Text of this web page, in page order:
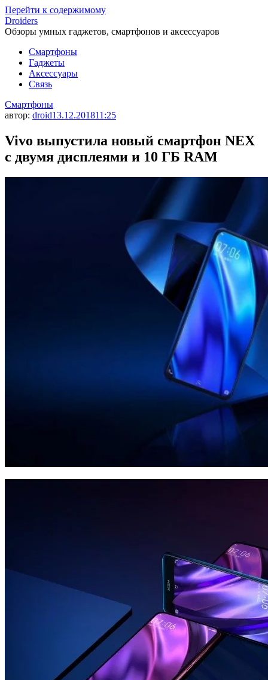
Перейти к содержимому
Droiders
Обзоры умных гаджетов, смартфонов и аксессуаров
Смартфоны
Гаджеты
Аксессуары
Связь
Смартфоны
автор: droid13.12.201811:25
Vivo выпустила новый смартфон NEX
с двумя дисплеями и 10 ГБ RAM